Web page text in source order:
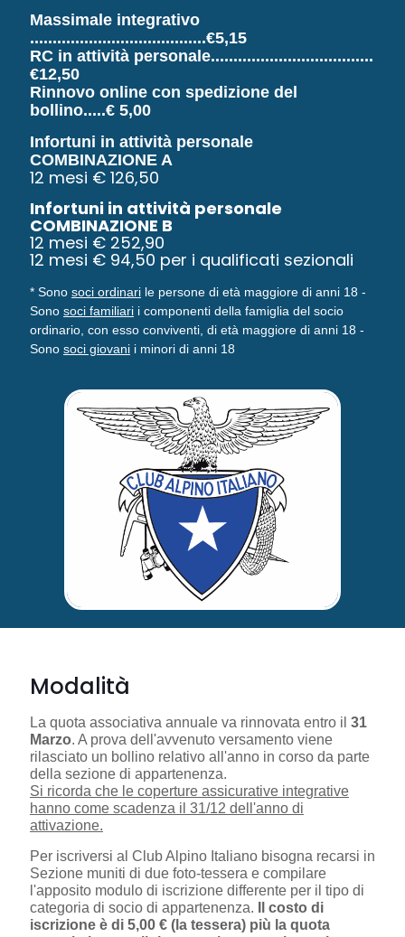
Massimale integrativo
.......................................€5,15
RC in attività personale....................................
€12,50
Rinnovo online con spedizione del
bollino.....€ 5,00
Infortuni in attività personale
COMBINAZIONE A
12 mesi € 126,50
Infortuni in attività personale
COMBINAZIONE B
12 mesi € 252,90
12 mesi € 94,50 per i qualificati sezionali
* Sono soci ordinari le persone di età maggiore di anni 18 -
Sono soci familiari i componenti della famiglia del socio
ordinario, con esso conviventi, di età maggiore di anni 18 -
Sono soci giovani i minori di anni 18
Modalità
La quota associativa annuale va rinnovata entro il 31
Marzo. A prova dell'avvenuto versamento viene
rilasciato un bollino relativo all'anno in corso da parte
della sezione di appartenenza.
Si ricorda che le coperture assicurative integrative
hanno come scadenza il 31/12 dell'anno di
attivazione.
Per iscriversi al Club Alpino Italiano bisogna recarsi in
Sezione muniti di due foto-tessera e compilare
l'apposito modulo di iscrizione differente per il tipo di
categoria di socio di appartenenza.
Il costo di
iscrizione è di 5,00 € (la tessera) più la quota